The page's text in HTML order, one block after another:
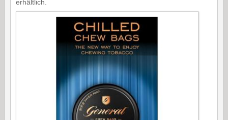
erhältlich.